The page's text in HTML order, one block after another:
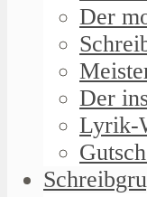
Der
Der
Lyrik-